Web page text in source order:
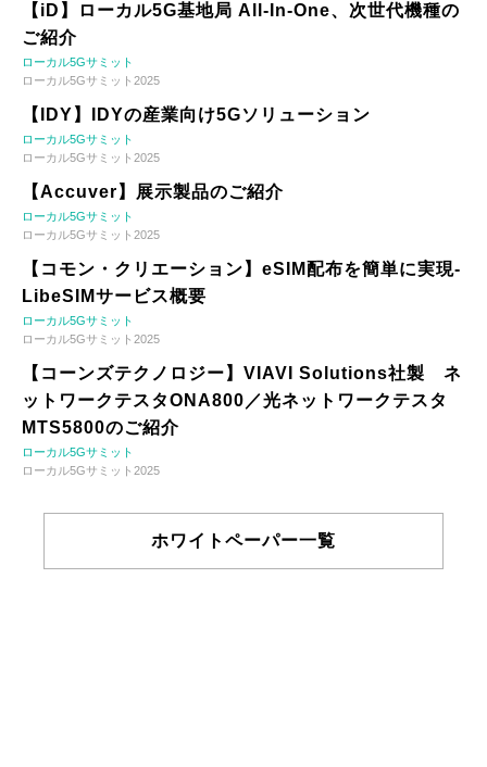
【iD】ローカル5G基地局 All-In-One、次世代機種の
ご紹介
ローカル5Gサミット
ローカル5Gサミット2025
【IDY】IDYの産業向け5Gソリューション
ローカル5Gサミット
ローカル5Gサミット2025
【Accuver】展示製品のご紹介
ローカル5Gサミット
ローカル5Gサミット2025
【コモン・クリエーション】eSIM配布を簡単に実現-
LibeSIMサービス概要
ローカル5Gサミット
ローカル5Gサミット2025
【コーンズテクノロジー】VIAVI Solutions社製 ネ
ットワークテスタONA800／光ネットワークテスタ
MTS5800のご紹介
ローカル5Gサミット
ローカル5Gサミット2025
ホワイトペーパー一覧